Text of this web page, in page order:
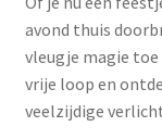
avond thuis
vleugje magie
vrije loop en
veelzijdige